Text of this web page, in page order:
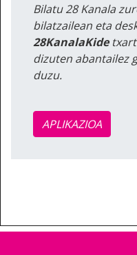
Bilatu 28 Kanala
bilatzailean eta
28KanalaKide
dizuten abantailez
duzu.
APLIKAZIOA